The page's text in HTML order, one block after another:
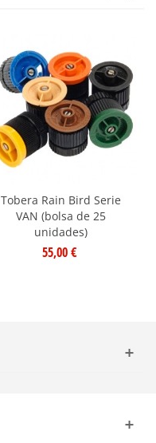
Tobera Rain Bird Serie
VAN (bolsa de 25
unidades)
55,00 €